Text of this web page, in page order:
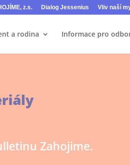
z.s. Dialog Jessenius Vliv naší
a rodina Informace pro
Zahojime.